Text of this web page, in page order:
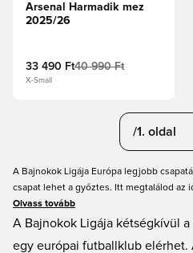
Arsenal Harmadik mez
2025/26
33 490 Ft40 990 Ft
X-Small
/1. oldal
A Bajnokok Ligája Európa legjobb
csapat lehet a győztes. Itt megtalálod az
győzelembe repíthesd a csapatodat.
választéka természetesen mind alacsony
Olvass tovább
A Bajnokok Ligája kétségkívül
egy európai futballklub elérhet.